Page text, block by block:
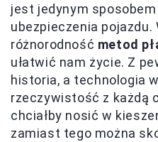
jest jedynym sposobem
ubezpieczenia pojazdu.
różnorodność metod
ułatwić nam życie. Z
historia, a technologia
rzeczywistość z każdą
chciałby nosić w
zamiast tego można